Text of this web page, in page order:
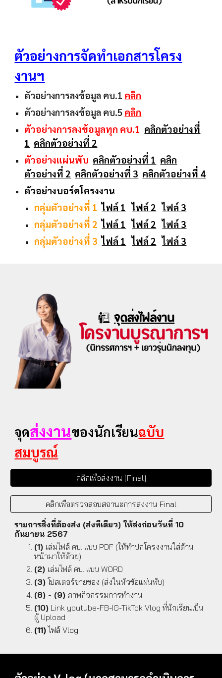
ตัวอย่างการจัดทำเอกสารโครง
งานฯ
ตัวอย่างการลงข้อมูล คบ.1 คลิก
ตัวอย่างการลงข้อมูล คบ.5 คลิก
ตัวอย่างการลงข้อมูลทุก คบ.1 คลิกตัวอย่างที่
1 คลิกตัวอย่างที่ 2
ตัวอย่างแผ่นพับ คลิกตัวอย่างที่ 1 คลิก
ตัวอย่างที่ 2 คลิกตัวอย่างที่ 3 คลิกตัวอย่างที่ 4
ตัวอย่างบอร์ดโครงงาน
กลุ่มตัวอย่างที่ 1 ไฟล์ 1 ไฟล์ 2 ไฟล์ 3
กลุ่มตัวอย่างที่ 2 ไฟล์ 1 ไฟล์ 2 ไฟล์ 3
กลุ่มตัวอย่างที่ 3 ไฟล์ 1 ไฟล์ 2 ไฟล์ 3
จุดส่งงานของนักเรียนฉบับ
สมบูรณ์
คลิกเพื่อส่งงาน [Final]
คลิกเพื่อตรวจสอบสถานะการส่งงาน Final
รายการสิ่งที่ต้องส่ง (ส่งทีเดียว) ให้ส่งก่อนวันที่ 10
กันยายน 2567
(1) เล่มไฟล์ คบ. แบบ PDF (ให้ทำปกโครงงานใส่ด้าน
หน้ามาให้ด้วย)
(2) เล่มไฟล์ คบ. แบบWORD
(3) โปสเตอร์ขายของ (ส่งในหัวข้อแผ่นพับ)
(8) - (9) ภาพกิจกรรมการทำงาน
(10) Link youtube-FB-IG-TikTok Vlog ที่นักเรียนเป็น
ผู้ Upload
(11) ไฟล์ Vlog